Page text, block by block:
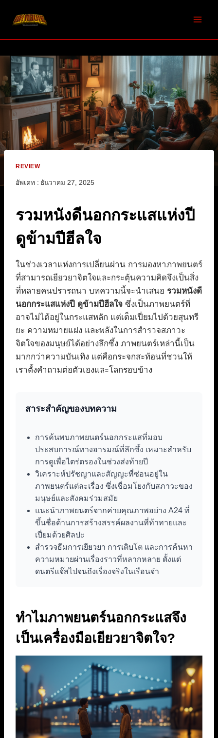
REVIEW
อัพเดท : ธันวาคม 27, 2025
รวมหนังดีนอกกระแสแห่งปี
ดูข้ามปีฮีลใจ
ในช่วงเวลาแห่งการเปลี่ยนผ่าน การมองหาภาพยนตร์
ที่สามารถเยียวยาจิตใจและกระตุ้นความคิดจึงเป็นสิ่ง
ที่หลายคนปรารถนา บทความนี้จะนำเสนอ รวมหนังดี
นอกกระแสแห่งปี ดูข้ามปีฮีลใจ ซึ่งเป็นภาพยนตร์ที่
อาจไม่ได้อยู่ในกระแสหลัก แต่เต็มเปี่ยมไปด้วยสุนทรี
ยะ ความหมายแฝง และพลังในการสำรวจสภาวะ
จิตใจของมนุษย์ได้อย่างลึกซึ้ง ภาพยนตร์เหล่านี้เป็น
มากกว่าความบันเทิง แต่คือกระจกสะท้อนที่ชวนให้
เราตั้งคำถามต่อตัวเองและโลกรอบข้าง
สาระสำคัญของบทความ
การค้นพบภาพยนตร์นอกกระแสที่มอบ
ประสบการณ์ทางอารมณ์ที่ลึกซึ้ง เหมาะสำหรับ
การดูเพื่อไตร่ตรองในช่วงส่งท้ายปี
วิเคราะห์ปรัชญาและสัญญะที่ซ่อนอยู่ใน
ภาพยนตร์แต่ละเรื่อง ซึ่งเชื่อมโยงกับสภาวะของ
มนุษย์และสังคมร่วมสมัย
แนะนำภาพยนตร์จากค่ายคุณภาพอย่าง A24 ที่
ขึ้นชื่อด้านการสร้างสรรค์ผลงานที่ท้าทายและ
เปี่ยมด้วยศิลปะ
สำรวจธีมการเยียวยา การเติบโต และการค้นหา
ความหมายผ่านเรื่องราวที่หลากหลาย ตั้งแต่
ดนตรีแจ๊สไปจนถึงเรื่องจริงในเรือนจำ
ทำไมภาพยนตร์นอกกระแสจึง
เป็นเครื่องมือเยียวยาจิตใจ?